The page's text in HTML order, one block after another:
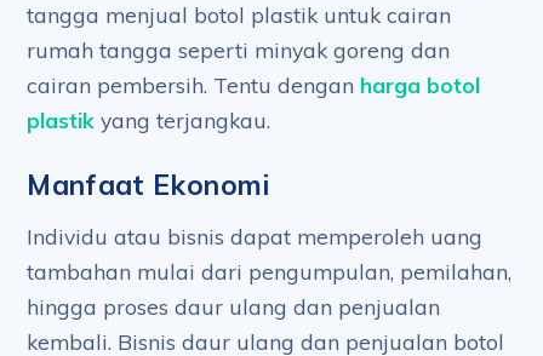
tangga menjual botol plastik untuk cairan
rumah tangga seperti minyak goreng dan
cairan pembersih. Tentu dengan harga botol
plastik yang terjangkau.
Manfaat Ekonomi
Individu atau bisnis dapat memperoleh uang
tambahan mulai dari pengumpulan, pemilahan,
hingga proses daur ulang dan penjualan
kembali. Bisnis daur ulang dan penjualan botol